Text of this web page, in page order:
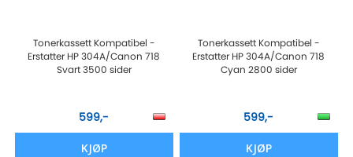
Tonerkassett Kompatibel -
Erstatter HP 304A/Canon 718
Svart 3500 sider
599,-
KJØP
Tonerkassett Kompatibel -
Erstatter HP 304A/Canon 718
Cyan 2800 sider
599,-
KJØP